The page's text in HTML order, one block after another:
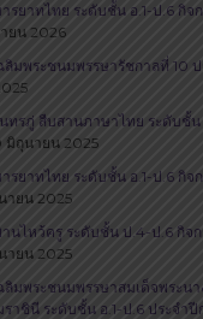
รยาทไทย ระดับชั้น อ.1-ป.6 กิจ
ยน 2026
ลิมพระชนมพรรษารัชกาลที่ 10
ทรภู่​ สืบสานภาษาไทย​ ระดับชั้น
มิถุนายน 2025
รยาทไทย ระดับชั้น อ.1-ป.6 กิจ
ายน 2025
นไหว้ครู ระดับชั้น ป.4-ป.6 กิจ
ายน 2025
ลิมพระชนมพรรษาสมเด็จพระนา
าชินี ระดับชั้น อ.1-ป.6 ประจำปี